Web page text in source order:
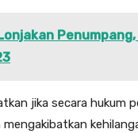
jika secara hukum